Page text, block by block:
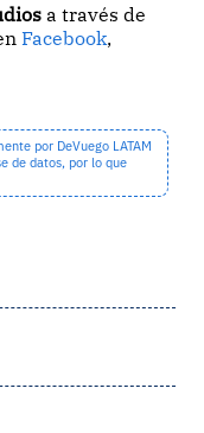
a través de
Facebook,
por DeVuego LATAM
de datos, por lo que